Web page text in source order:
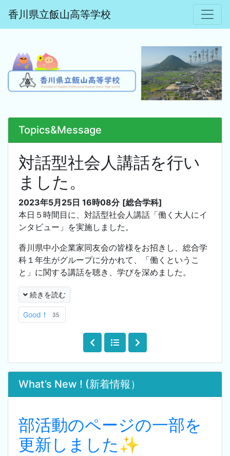
香川県立飯山高等学校
Topics&Message
対話型社会人講話を行い
ました。
2023年5月25日 16時08分 [総合学科]
本日５時間目に、対話型社会人講話「働く大人にイ
ンタビュー」を実施しました。
香川県中小企業家同友会の皆様をお招きし、総合学
科１年生がグループに分かれて、「働くというこ
と」に関する講話を聴き、学びを深めました。
続きを読む
Good！ 35
What’s New ! (新着情報）
部活動のページの一部を
更新しました✨